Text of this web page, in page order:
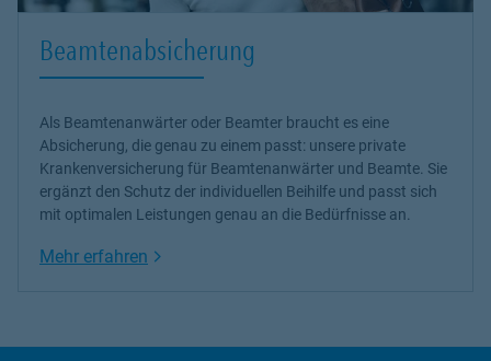
Beamtenabsicherung
Als Beamtenanwärter oder Beamter braucht es eine
Absicherung, die genau zu einem passt: unsere private
Krankenversicherung für Beamtenanwärter und Beamte. Sie
ergänzt den Schutz der individuellen Beihilfe und passt sich
mit optimalen Leistungen genau an die Bedürfnisse an.
Mehr erfahren Link Opens in New Tab